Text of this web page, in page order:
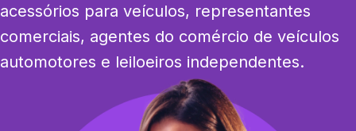
acessórios para veículos, representantes
comerciais, agentes do comércio de veículos
automotores e leiloeiros independentes.